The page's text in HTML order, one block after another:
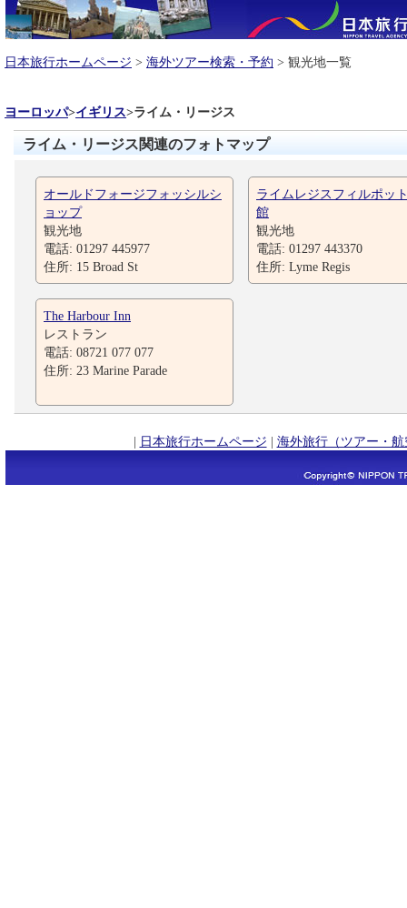
日本旅行ホームページ > 海外ツアー検索・予約 > 観光地一覧
ヨーロッパ>イギリス>ライム・リージス
ライム・リージス関連のフォトマップ
オールドフォージフォッシルシ
ョップ
観光地
電話: 01297 445977
住所: 15 Broad St
ライムレジスフィルポッ
館
観光地
電話: 01297 443370
住所: Lyme Regis
The Harbour Inn
レストラン
電話: 08721 077 077
住所: 23 Marine Parade
| 日本旅行ホームページ | 海外旅行（ツアー・航